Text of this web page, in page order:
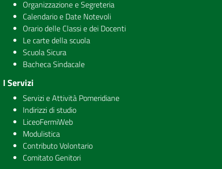
Organizzazione e Segreteria
Calendario e Date Notevoli
Orario delle Classi e dei Docenti
Le carte della scuola
Scuola Sicura
Bacheca Sindacale
I Servizi
Servizi e Attività Pomeridiane
Indirizzi di studio
LiceoFermiWeb
Modulistica
Contributo Volontario
Comitato Genitori